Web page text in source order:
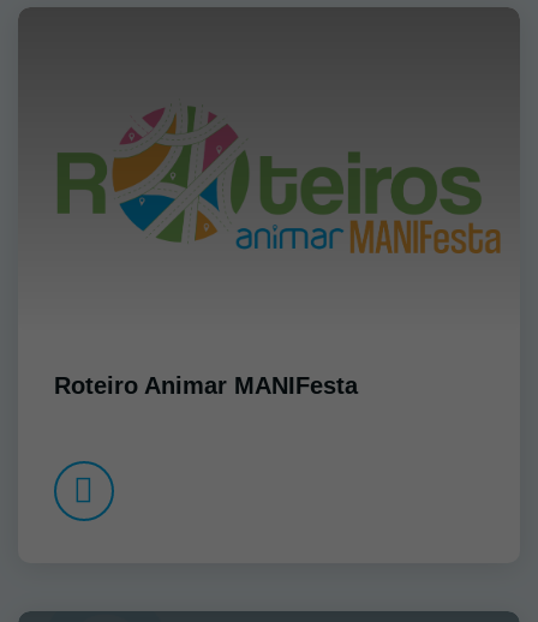
Roteiro Animar MANIFesta